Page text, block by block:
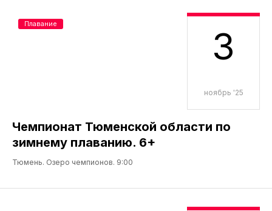
3
ноябрь '25
Чемпионат Тюменской области по
зимнему плаванию. 6+
Тюмень. Озеро чемпионов. 9:00
Плавание